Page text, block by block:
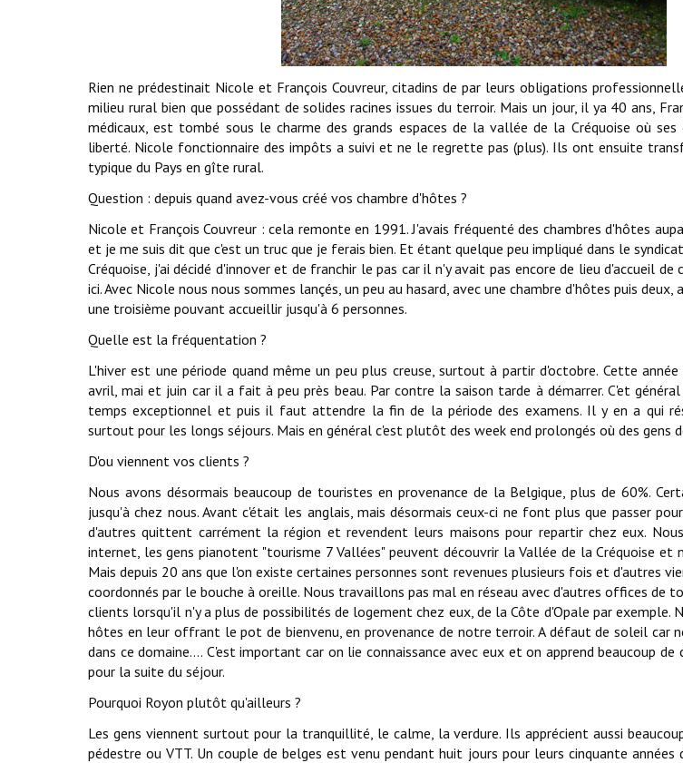
Rien ne prédestinait Nicole et François Couvreur, citadins de par leurs obligations
milieu rural bien que possédant de solides racines issues du terroir. Mais un jour, il ya 40 ans,
médicaux, est tombé sous le charme des grands espaces de la vallée de la Créquoise où
liberté. Nicole fonctionnaire des impôts a suivi et ne le regrette pas (plus). Ils ont ensuite
typique du Pays en gîte rural.
Question : depuis quand avez-vous créé vos chambre d'hôtes ?
Nicole et François Couvreur : cela remonte en 1991. J'avais fréquenté des chambres d'hôtes
et je me suis dit que c'est un truc que je ferais bien. Et étant quelque peu impliqué dans le
Créquoise, j'ai décidé d'innover et de franchir le pas car il n'y avait pas encore de lieu d'accueil
ici. Avec Nicole nous nous sommes lançés, un peu au hasard, avec une chambre d'hôtes puis
une troisième pouvant accueillir jusqu'à 6 personnes.
Quelle est la fréquentation ?
L'hiver est une période quand même un peu plus creuse, surtout à partir d'octobre. Cette
avril, mai et juin car il a fait à peu près beau. Par contre la saison tarde à démarrer. C'et
temps exceptionnel et puis il faut attendre la fin de la période des examens. Il y en a qui
surtout pour les longs séjours. Mais en général c'est plutôt des week end prolongés où des gens
D'ou viennent vos clients ?
Nous avons désormais beaucoup de touristes en provenance de la Belgique, plus de 60%.
jusqu'à chez nous. Avant c'était les anglais, mais désormais ceux-ci ne font plus que passer
d'autres quittent carrément la région et revendent leurs maisons pour repartir chez eux.
internet, les gens pianotent "tourisme 7 Vallées" peuvent découvrir la Vallée de la Créquoise
Mais depuis 20 ans que l'on existe certaines personnes sont revenues plusieurs fois et d'autres
coordonnés par le bouche à oreille. Nous travaillons pas mal en réseau avec d'autres offices de
clients lorsqu'il n'y a plus de possibilités de logement chez eux, de la Côte d'Opale par exemple.
hôtes en leur offrant le pot de bienvenu, en provenance de notre terroir. A défaut de soleil car
dans ce domaine.... C'est important car on lie connaissance avec eux et on apprend beaucoup
pour la suite du séjour.
Pourquoi Royon plutôt qu'ailleurs ?
Les gens viennent surtout pour la tranquillité, le calme, la verdure. Ils apprécient aussi
pédestre ou VTT. Un couple de belges est venu pendant huit jours pour leurs cinquante